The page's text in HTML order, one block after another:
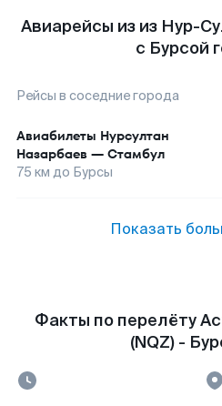
Авиарейсы из из Нур-
с Бурсой
Рейсы в соседние города
Авиабилеты Нурсултан
Назарбаев — Стамбул
75 км до Бурсы
Показать
Факты по перелёту
(NQZ) -